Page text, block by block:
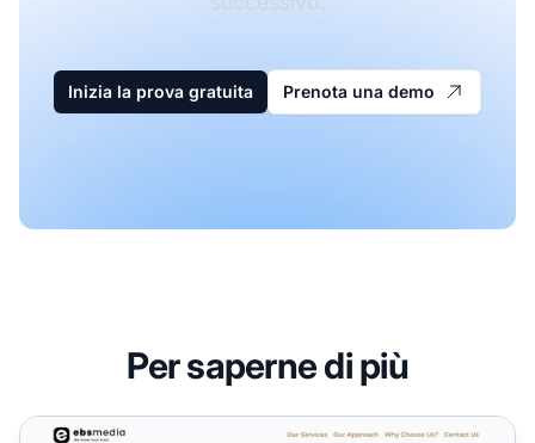
Inizia la prova gratuita Prenota una demo
Per saperne di più
Programma di Affiliazione ADAttract